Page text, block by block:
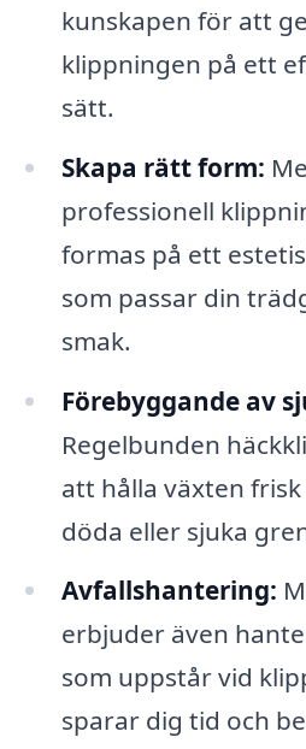
kunskapen för att
klippningen på ett
sätt.
Skapa rätt form:
professionell
formas på ett
som passar din
smak.
Förebyggande av
Regelbunden
att hålla växten
döda eller sjuka
Avfallshantering:
erbjuder även
som uppstår vid
sparar dig tid och